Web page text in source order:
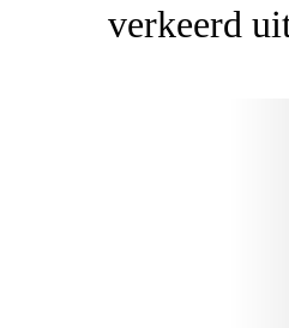
verkeerd